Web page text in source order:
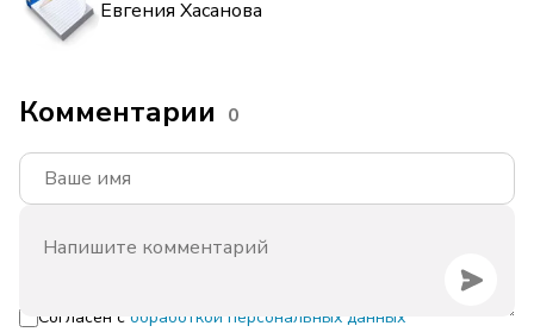
Евгения Хасанова
Комментарии 0
Согласен с обработкой персональных данных